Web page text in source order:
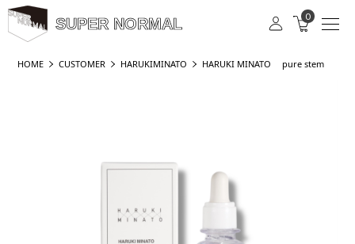
SUPER NORMAL 0
HOME CUSTOMER HARUKIMINATO HARUKI MINATO pure stem